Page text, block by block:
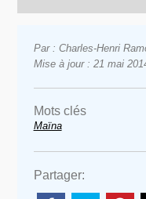
Par : Charles-Henri
Mise à jour : 21 mai
Mots clés
Maïna
Partager: